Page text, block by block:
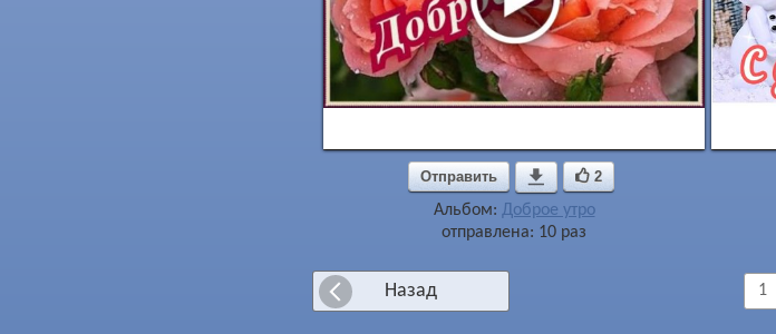
Отправить  2
Альбом: Доброе утро
отправлена: 10 раз
Назад 1